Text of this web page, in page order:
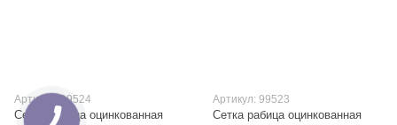
Артикул: 99524
Сетка рабица оцинкованная
Артикул: 99523
Сетка рабица оцинкованная